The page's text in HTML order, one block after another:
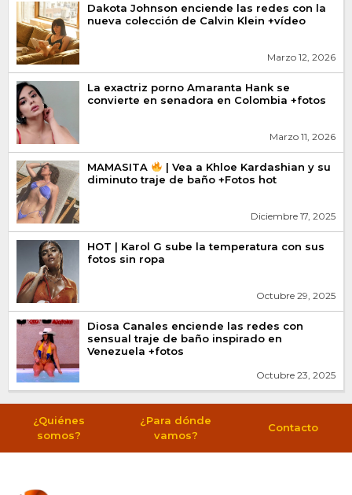
Dakota Johnson enciende las redes con la
nueva colección de Calvin Klein +vídeo
Marzo 12, 2026
La exactriz porno Amaranta Hank se
convierte en senadora en Colombia +fotos
Marzo 11, 2026
MAMASITA
| Vea a Khloe Kardashian y su
diminuto traje de baño +Fotos hot
Diciembre 17, 2025
HOT | Karol G sube la temperatura con sus
fotos sin ropa
Octubre 29, 2025
Diosa Canales enciende las redes con
sensual traje de baño inspirado en
Venezuela +fotos
Octubre 23, 2025
¿Quiénes
somos?
¿Para dónde
vamos?
Contacto